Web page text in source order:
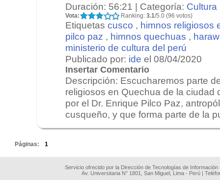
Duración: 56:21 | Categoría: Cultura
Vota: Ranking: 3.1/5.0 (96 votos)
Etiquetas cusco , himnos religiosos
pilco paz , himnos quechuas ,
ministerio de cultura del perú
Publicado por: ide el 08/04/2020
Insertar Comentario
Descripción: Escucharemos parte
religiosos en Quechua de la ciudad
por el Dr. Enrique Pilco Paz,
cusqueño, y que forma parte de la
Páginas: 1
Servicio ofrecido por la Dirección de Tecnologías de
Av. Universitaria N° 1801, San Miguel, Lima - Perú |